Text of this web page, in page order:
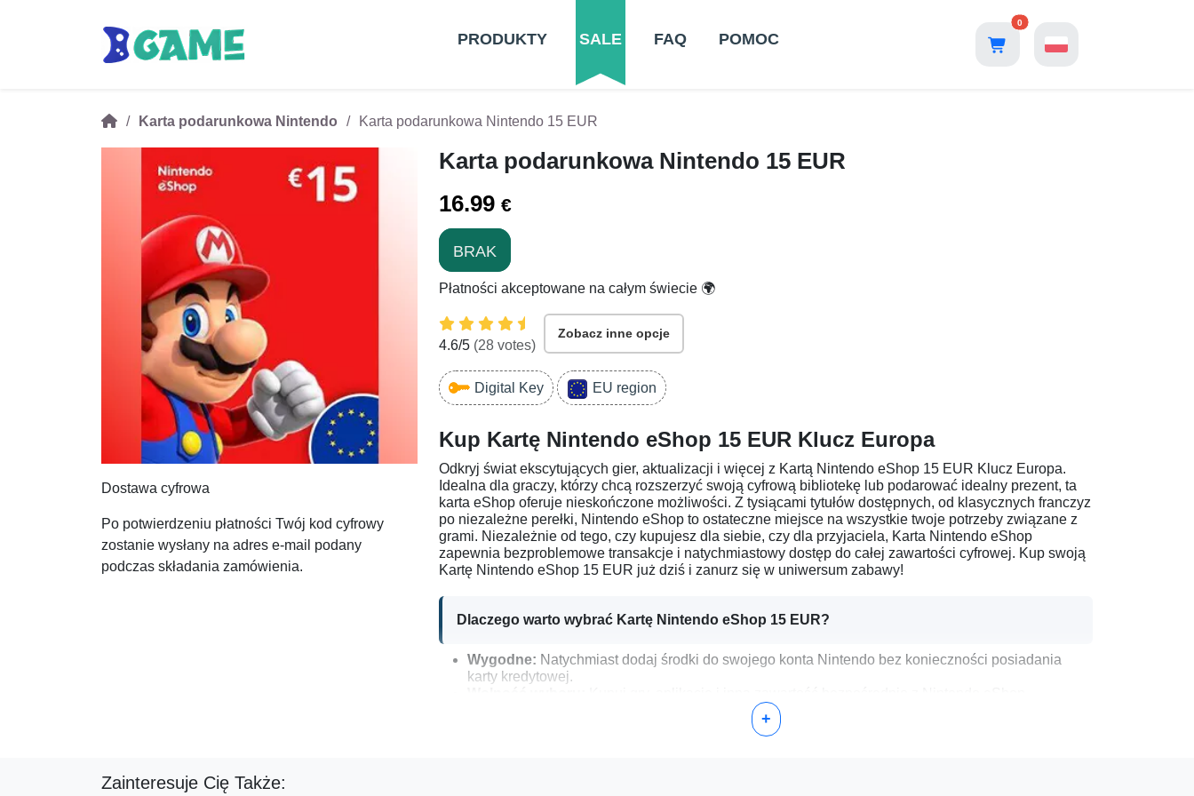
PRODUKTY SALE FAQ POMOC
0
Karta podarunkowa Nintendo Karta podarunkowa Nintendo 15 EUR
Dostawa cyfrowa
Po potwierdzeniu płatności Twój kod cyfrowy
zostanie wysłany na adres e-mail podany
podczas składania zamówienia.
Karta podarunkowa Nintendo 15 EUR
16.99 €
BRAK
Płatności akceptowane na całym świecie 🌍
4.6/5 (28 votes)
Zobacz inne opcje
Digital Key EU region
Kup Kartę Nintendo eShop 15 EUR Klucz Europa
Odkryj świat ekscytujących gier, aktualizacji i więcej z Kartą Nintendo eShop 15 EUR Klucz Europa.
Idealna dla graczy, którzy chcą rozszerzyć swoją cyfrową bibliotekę lub podarować idealny prezent, ta
karta eShop oferuje nieskończone możliwości. Z tysiącami tytułów dostępnych, od klasycznych franczyz
po niezależne perełki, Nintendo eShop to ostateczne miejsce na wszystkie twoje potrzeby związane z
grami. Niezależnie od tego, czy kupujesz dla siebie, czy dla przyjaciela, Karta Nintendo eShop
zapewnia bezproblemowe transakcje i natychmiastowy dostęp do całej zawartości cyfrowej. Kup swoją
Kartę Nintendo eShop 15 EUR już dziś i zanurz się w uniwersum zabawy!
Dlaczego warto wybrać Kartę Nintendo eShop 15 EUR?
Wygodne: Natychmiast dodaj środki do swojego konta Nintendo bez konieczności posiadania
karty kredytowej.
Idealne dla przyjaciół i rodziny, którzy uwielbiają grać na urządzeniach
+
Zainteresuje Cię Także: